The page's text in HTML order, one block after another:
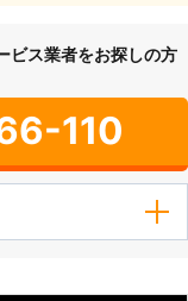
ビス業者をお探しの方
110